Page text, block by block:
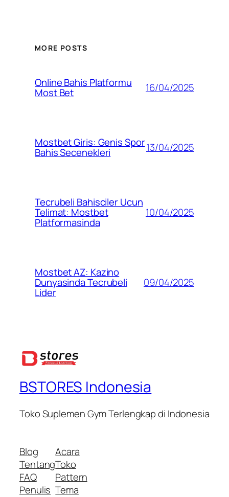
MORE POSTS
Online Bahis Platformu
Most Bet 16/04/2025
Mostbet Giris: Genis Spor
Bahis Secenekleri 13/04/2025
Tecrubeli Bahisciler Ucun
Telimat: Mostbet
Platformasinda
10/04/2025
Mostbet AZ: Kazino
Dunyasinda Tecrubeli
Lider
09/04/2025
BSTORES Indonesia
Toko Suplemen Gym Terlengkap di Indonesia
Blog
Tentang
FAQ
Penulis
Acara
Toko
Pattern
Tema